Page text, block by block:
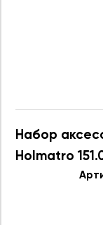
Набор
Holmatro